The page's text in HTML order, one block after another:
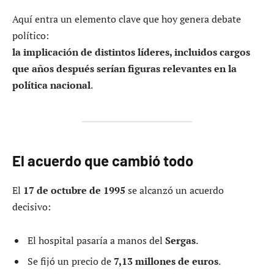
Aquí entra un elemento clave que hoy genera debate
político:
la implicación de distintos líderes, incluidos cargos
que años después serían figuras relevantes en la
política nacional.
El acuerdo que cambió todo
El 17 de octubre de 1995 se alcanzó un acuerdo
decisivo:
El hospital pasaría a manos del Sergas.
Se fijó un precio de7,13 millones de euros.